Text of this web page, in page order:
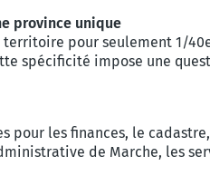
province unique
pour seulement 1/
spécificité impose une
les finances, le
de Marche, les